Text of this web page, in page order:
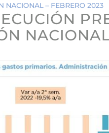
NACIONAL – FEBRERO 2023